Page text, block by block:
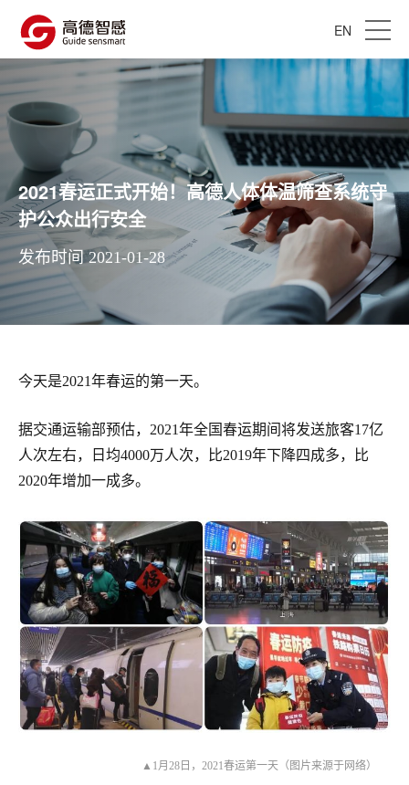
EN
2021春运正式开始！高德人体体温筛查系统守
护公众出行安全
发布时间 2021-01-28
今天是2021年春运的第一天。
据交通运输部预估，2021年全国春运期间将发送旅客17亿
人次左右，日均4000万人次，比2019年下降四成多，比
2020年增加一成多。
▲1月28日，2021春运第一天（图片来源于网络）